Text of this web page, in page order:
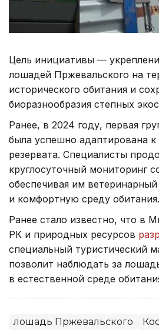
Цель инициативы —
лошадей Пржевальского на
исторического обитания и
биоразнообразия степных
Ранее, в 2024 году, первая
была успешно адаптирована к
резервата. Специалисты
круглосуточный мониторинг
обеспечивая им
и комфортную среду обитания.
Ранее стало известно, что в
РК и природных ресурсов
специальный туристический
позволит наблюдать за
в естественной среде
лошадь Пржевальского